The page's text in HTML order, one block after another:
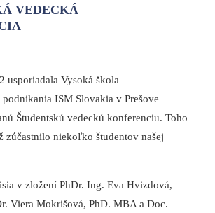
VEDECKÁ
usporiadala Vysoká škola
ISM Slovakia v Prešove
Študentskú vedeckú konferenciu. Toho
zúčastnilo niekoľko študentov našej
v zložení PhDr. Ing. Eva Hvizdová,
Viera Mokrišová, PhD. MBA a Doc.